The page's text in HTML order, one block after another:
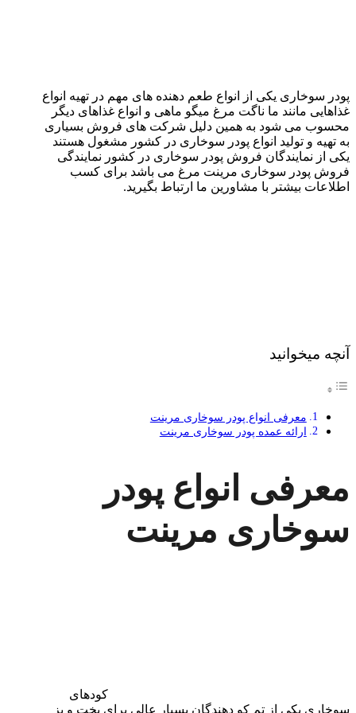
پودر سوخاری یکی از انواع طعم دهنده های مهم در تهیه انواع
غذاهایی مانند ما ناگت مرغ میگو ماهی و انواع غذاهای دیگر
محسوب می شود به همین دلیل شرکت های فروش بسیاری
به تهیه و تولید انواع پودر سوخاری در کشور مشغول هستند
یکی از نمایندگان فروش پودر سوخاری در کشور نمایندگی
فروش پودر سوخاری مرینت مرغ می باشد برای کسب
اطلاعات بیشتر با مشاورین ما ارتباط بگیرید.
آنچه میخوانید
معرفی انواع پودر سوخاری مرینت
ارائه عمده پودر سوخاری مرینت
معرفی انواع پودر
سوخاری مرینت
کودهای
سوخاری یکی از تم کو دهندگان بسیار عالی برای پخت و پز